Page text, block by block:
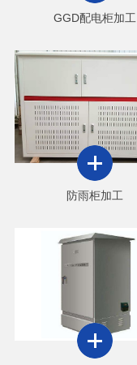
GGD配电柜加工
防雨柜加工